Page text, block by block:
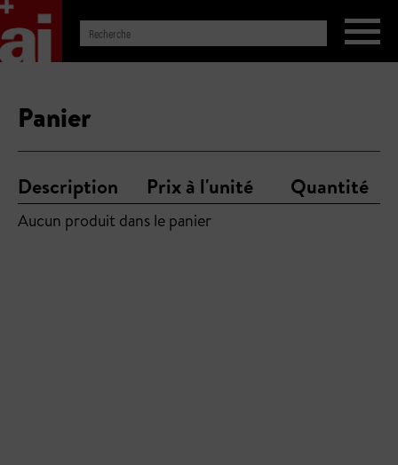
Panier
Description Prix à l'unité Quantité
Aucun produit dans le panier